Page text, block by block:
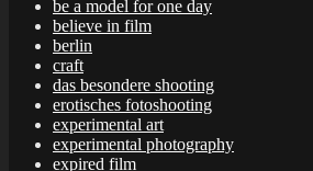
be a model for one day
believe in film
berlin
craft
das besondere shooting
erotisches fotoshooting
experimental art
experimental photography
expired film